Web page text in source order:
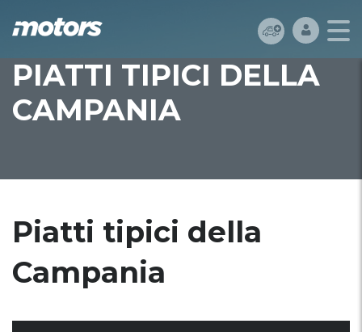
PIATTI TIPICI DELLA
CAMPANIA
Piatti tipici della
Campania